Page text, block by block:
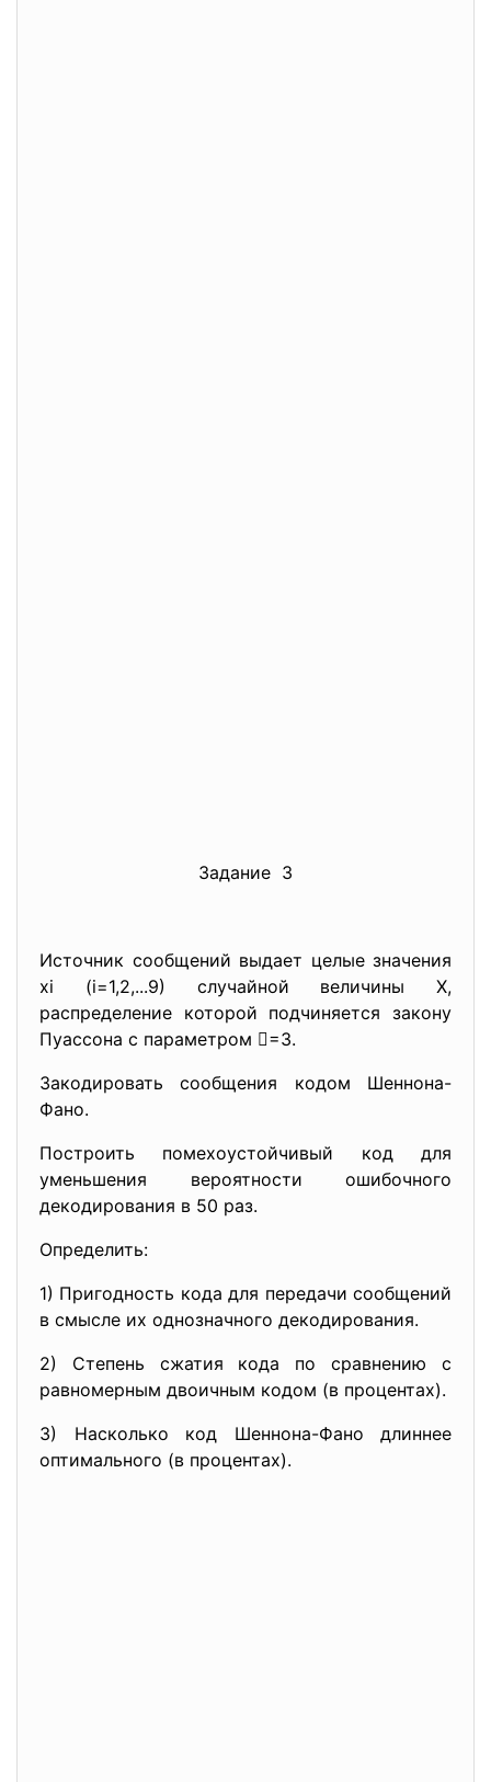
Задание 3
Источник сообщений выдает целые значения
xi (i=1,2,...9) случайной величины Х,
распределение которой подчиняется закону
Пуассона с параметром =3.
Закодировать сообщения кодом Шеннона-
Фано.
Построить помехоустойчивый код для
уменьшения вероятности ошибочного
декодирования в 50 раз.
Определить:
1) Пригодность кода для передачи сообщений
в смысле их однозначного декодирования.
2) Степень сжатия кода по сравнению с
равномерным двоичным кодом (в процентах).
3) Насколько код Шеннона-Фано длиннее
оптимального (в процентах).